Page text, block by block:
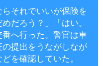
らそれでいいが保険を
だろう？」「はい。
へ行った。警官は車
提出をうながしなが
を確認していた。